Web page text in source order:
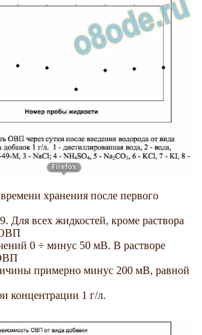
хранения после первого
Для всех жидкостей, кроме раствора
ОВП
0 ÷ минус 50 мВ. В растворе
примерно минус 200 мВ, равной
концентрации 1 г/л.